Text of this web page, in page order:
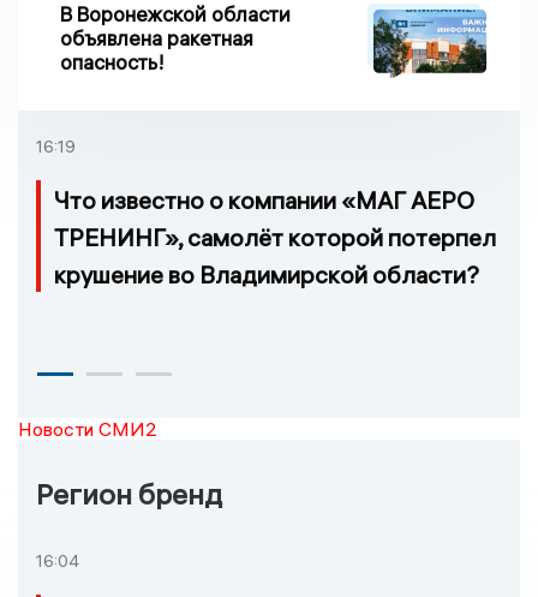
В Воронежской области
объявлена ракетная
опасность!
16:19
Что известно о компании «МАГ АЕРО
ТРЕНИНГ», самолёт которой потерпел
крушение во Владимирской области?
Новости СМИ2
Регион бренд
16:04